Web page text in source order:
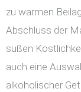
zu warmen
Abschluss der
süßen
auch eine
alkoholischer